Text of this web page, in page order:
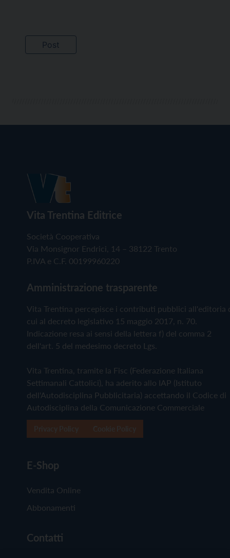
Vita Trentina Editrice
Società Cooperativa
Via Monsignor Endrici, 14 – 38122 Trento
P.IVA e C.F. 00199960220
Amministrazione trasparente
Vita Trentina percepisce i contributi pubblici all'editoria
cui al decreto legislativo 15 maggio 2017, n. 70.
Indicazione resa ai sensi della lettera f) del comma 2
dell'art. 5 del medesimo decreto Lgs.
Vita Trentina, tramite la Fisc (Federazione Italiana
Settimanali Cattolici), ha aderito allo IAP (Istituto
dell'Autodisciplina Pubblicitaria) accettando il Codice di
Autodisciplina della Comunicazione Commerciale
E-Shop
Vendita Online
Abbonamenti
Contatti